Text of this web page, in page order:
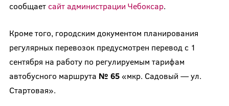
сообщает сайт администрации Чебоксар.
Кроме того, городским документом планирования
регулярных перевозок предусмотрен перевод с 1
сентября на работу по регулируемым тарифам
автобусного маршрута № 65«мкр. Садовый — ул.
Стартовая».